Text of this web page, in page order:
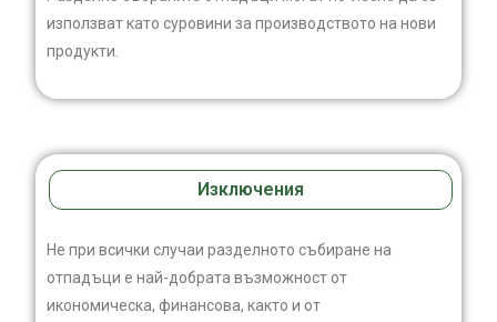
използват като суровини за производството на нови
продукти.
Изключения
Не при всички случаи разделното събиране на
отпадъци е най-добрата възможност от
икономическа, финансова, както и от